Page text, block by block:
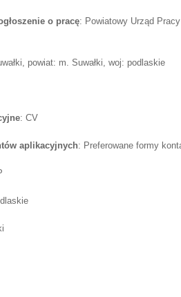
o pracę: Powiatowy Urząd
powiat: m. Suwałki, woj: podlaskie
: CV
aplikacyjnych: Preferowane formy